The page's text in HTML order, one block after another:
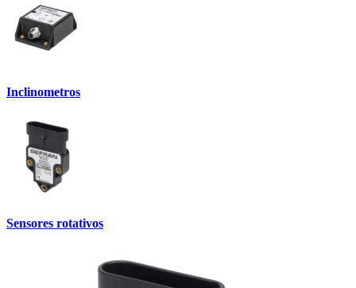
Inclinometros
Sensores rotativos